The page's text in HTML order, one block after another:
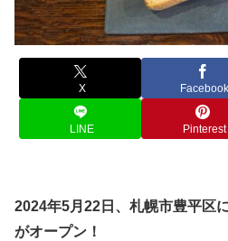
X Facebook
LINE Pinterest
2024年5月22日、札幌市豊平区
がオープン！